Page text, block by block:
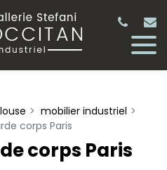
mobilier industriel
corps Paris
corps Paris